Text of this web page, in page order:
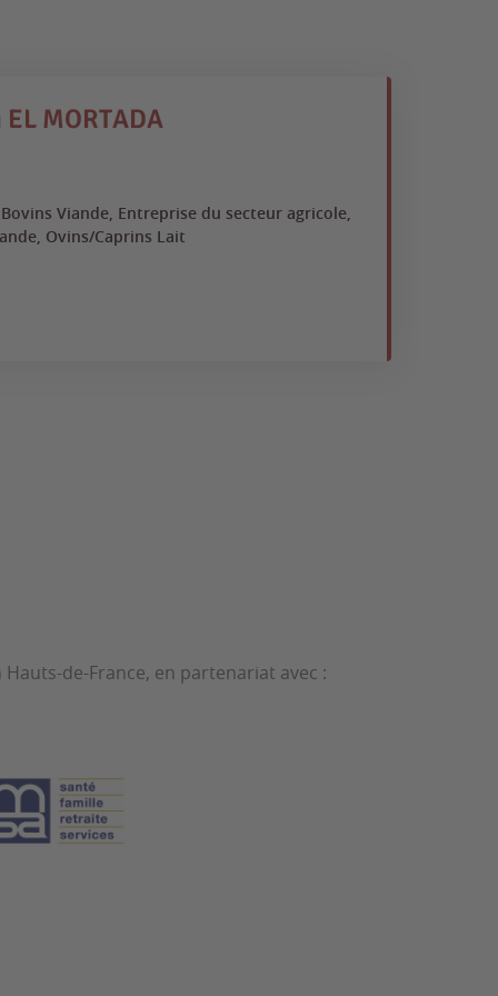
MORTADA
Viande, Entreprise du secteur agricole,
Ovins/Caprins Lait
de-France, en partenariat avec :